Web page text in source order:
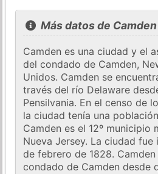
Más datos de Camden
Camden es una ciudad y el
del condado de Camden,
Unidos. Camden se
través del río Delaware
Pensilvania. En el censo de
la ciudad tenía una
Camden es el 12º municipio
Nueva Jersey. La ciudad fue
de febrero de 1828.
condado de Camden desde